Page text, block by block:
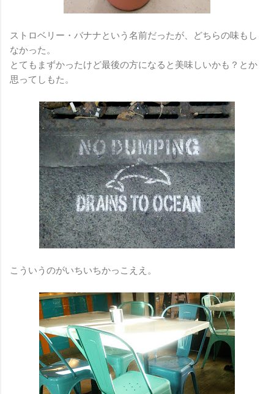
ストロベリー・バナナという名前だったが、どちらの味もし
なかった。
とてもまずかったけど最後の方になると美味しいかも？とか
思ってしもた。
こういうのがいちいちかっこええ。